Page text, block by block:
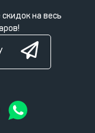
на весь